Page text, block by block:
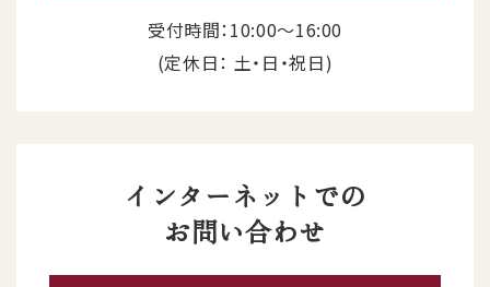
受付時間：10:00〜16:00
(定休日： 土・日・祝日)
インターネットでの
お問い合わせ